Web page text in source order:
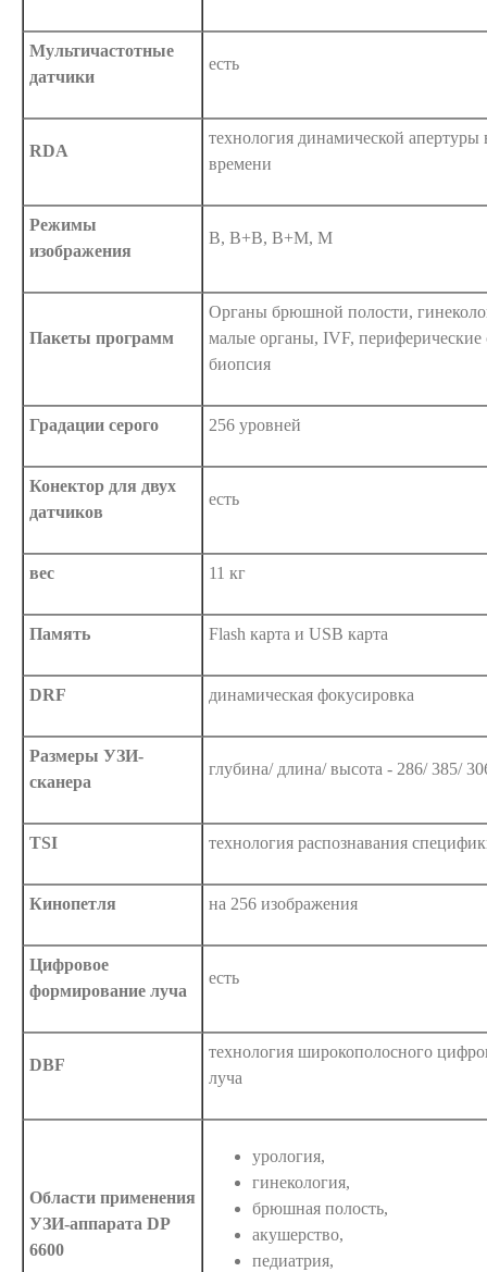
Мультичастотные
датчики
есть
RDA
технология динамической
времени
Режимы
изображения
В, В+В, В+М, М
Пакеты программ
Органы брюшной полости,
малые органы, IVF, периферические
биопсия
Градации серого 256 уровней
Конектор для двух
датчиков
есть
вес 11 кг
Память Flash карта и USB карта
DRF динамическая фокусировка
Размеры УЗИ-
сканера
глубина/ длина/ высота - 286/ 385/
TSI технология распознавания
Кинопетля на 256 изображения
Цифровое
формирование луча
есть
DBF
технология широкополосного
луча
Области применения
УЗИ-аппарата DP
6600
урология,
гинекология,
брюшная полость,
акушерство,
педиатрия,